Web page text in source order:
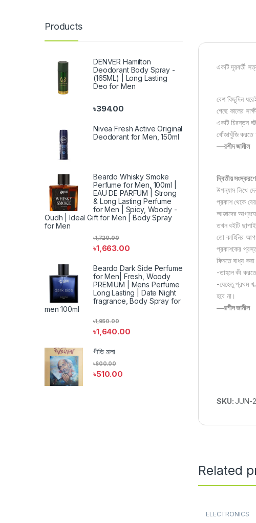
একটি দূরবর্তী
বেশ কিছুদিন
গেছে কালের
একটি চিরন্তন
খোঁজাখুঁজি করতে
—রশীদ জামীল
দ্বিতীয়
উপন্যাস লিখে
প্রকাশ থেকে
আজাদের আগ্রহে
তখন বইটি
তো কাহিনির
প্রকাশকের
কিনতে বাধ্য
-তাহলে কী
-যেহেতু প্রথম
হবে না।
—রশীদ জামীল
SKU:JUN-
Related
ELECTRONICS
Products
DENVER Hamilton
Deodorant Body Spray -
(165ML) | Long Lasting
Deo for Men
৳394.00
Nivea Fresh Active Original
Deodorant for Men, 150ml
Beardo Whisky Smoke
Perfume for Men, 100ml |
EAU DE PARFUM | Strong
& Long Lasting Perfume
for Men | Spicy, Woody -
Oudh | Ideal Gift for Men | Body Spray
for Men
৳1,663.00
৳1,720.00
Beardo Dark Side Perfume
for Men| Fresh, Woody
PREMIUM | Mens Perfume
Long Lasting | Date Night
fragrance, Body Spray for
men 100ml
৳1,640.00
৳1,950.00
গীতি মালা
৳510.00
৳600.00